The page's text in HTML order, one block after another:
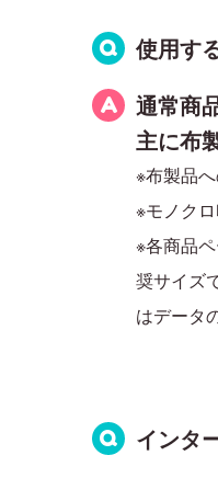
使用す
通常商
主に布
※布製品
※モノク
※各商品
奨サイズ
はデータ
インタ